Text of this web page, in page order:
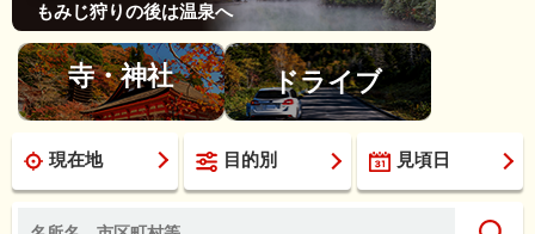
もみじ狩りの後は温泉へ
寺・神社 ドライブ
現在地 目的別 見頃日